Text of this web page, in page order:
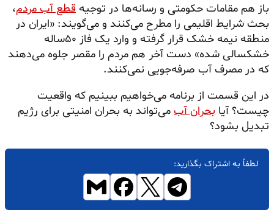
باز هم مقامات حکومتی و رسانه‌ها در توجیه قطع آب مردم،
بحث شرایط اقلیمی را مطرح می‌کنند و می‌گویند: «ایران در
منطقه نیمه خشک قرار گرفته و وارد یک فاز ۵۰ساله
خشکسالی شده» دست آخر هم مردم را مقصر جلوه می‌دهند
که در مصرف آب صرفه‌جویی نمی‌کنند.
در این قسمت از برنامه می‌خواهیم ببینیم که واقعیت
چیست؟ آیا بحران آب می‌تواند به بحران امنیتی برای رژیم
تبدیل بشود؟
لطفاً به اشتراک بگذارید: